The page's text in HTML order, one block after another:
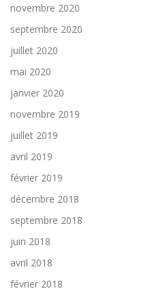
novembre 2020
septembre 2020
juillet 2020
mai 2020
janvier 2020
novembre 2019
juillet 2019
avril 2019
février 2019
décembre 2018
septembre 2018
juin 2018
avril 2018
février 2018